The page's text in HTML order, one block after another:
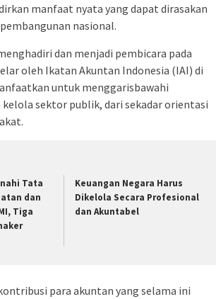
manfaat nyata yang dapat dirasakan
nasional.
dan menjadi pembicara pada
oleh Ikatan Akuntan Indonesia (IAI) di
untuk menggarisbawahi
sektor publik, dari sekadar orientasi
Tata
dan
Tiga
Keuangan Negara Harus
Dikelola Secara Profesional
dan Akuntabel
para akuntan yang selama ini